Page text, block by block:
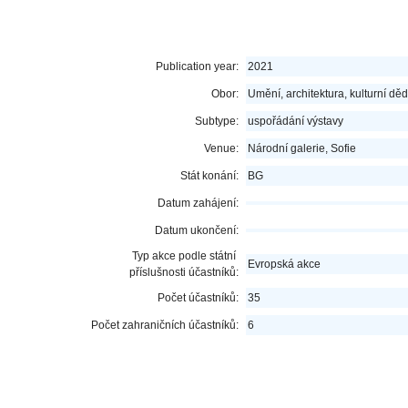
Publication year: 2021
Obor: Umění, architektura, kulturní
Subtype: uspořádání výstavy
Venue: Národní galerie, Sofie
Stát konání: BG
Datum zahájení:
Datum ukončení:
Typ akce podle státní
příslušnosti účastníků:
Evropská akce
Počet účastníků: 35
Počet zahraničních účastníků: 6